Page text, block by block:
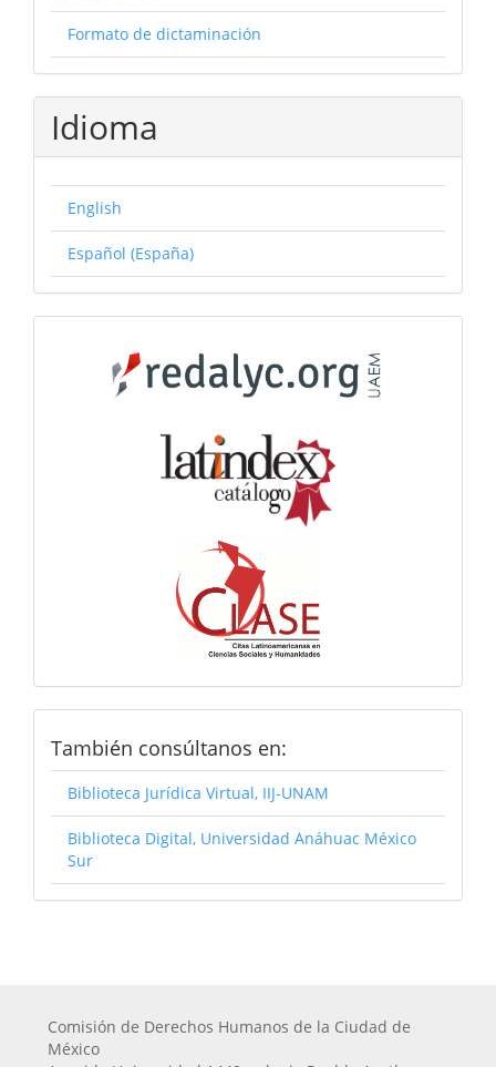
Formato de dictaminación
Idioma
English
Español (España)
Catálogos
Consultanos
También consúltanos en:
Biblioteca Jurídica Virtual, IIJ-UNAM
Biblioteca Digital, Universidad Anáhuac México
Sur
Comisión de Derechos Humanos de la Ciudad de
México